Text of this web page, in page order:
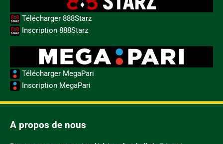
Télécharger 888Starz
Inscription 888Starz
Télécharger MegaPari
Inscription MegaPari
A propos de nous